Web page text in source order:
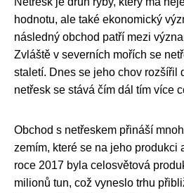
hodnotu, ale také ekonomický
následný obchod patří mezi
Zvláště v severních mořích se
staletí. Dnes se jeho chov rozšířil
netřesk se stává čím dál tím více
Obchod s netřeskem přináší
zemím, které se na jeho produkci
roce 2017 byla celosvětová
milionů tun, což vyneslo trhu